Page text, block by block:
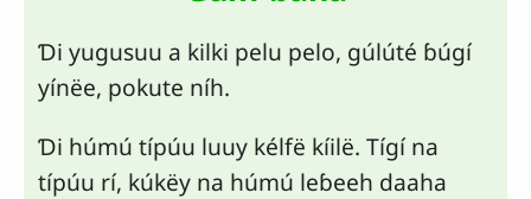
Ɗi yugusuu a kilki pelu pelo, gúlúté ɓúgí
yínëe, pokute níh.
Ɗi húmú típúu luuy kélfë kíilë. Tígí na
típúu rí, kúkëy na húmú leɓeeh daaha